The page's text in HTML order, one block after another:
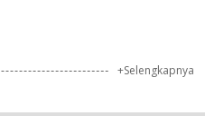
+Selengkapnya